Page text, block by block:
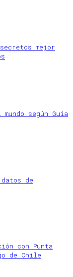
mejor
según Guía
de
con Punta
de Chile